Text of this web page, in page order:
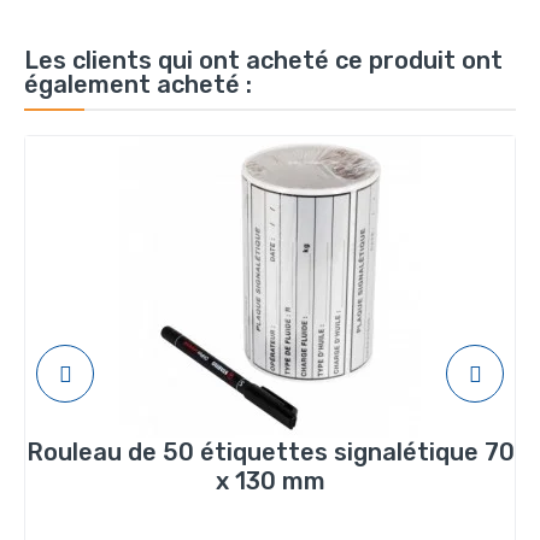
Les clients qui ont acheté ce produit ont
également acheté :
Rouleau de 50 étiquettes signalétique 70
x 130 mm